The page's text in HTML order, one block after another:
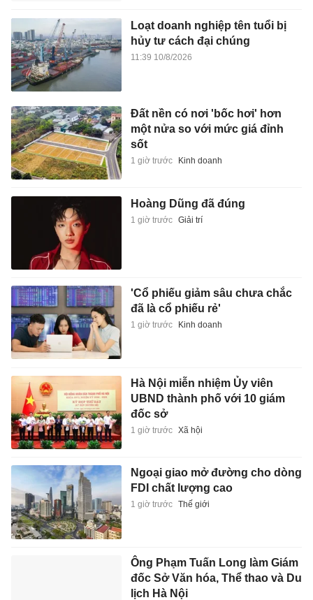
Loạt doanh nghiệp tên tuổi bị
hủy tư cách đại chúng
11:39 10/8/2026
Đất nền có nơi 'bốc hơi' hơn
một nửa so với mức giá đỉnh
sốt
1 giờ trước Kinh doanh
Hoàng Dũng đã đúng
1 giờ trước Giải trí
'Cổ phiếu giảm sâu chưa chắc
đã là cổ phiếu rẻ'
1 giờ trước Kinh doanh
Hà Nội miễn nhiệm Ủy viên
UBND thành phố với 10 giám
đốc sở
1 giờ trước Xã hội
Ngoại giao mở đường cho dòng
FDI chất lượng cao
1 giờ trước Thế giới
Ông Phạm Tuấn Long làm Giám
đốc Sở Văn hóa, Thể thao và Du
lịch Hà Nội